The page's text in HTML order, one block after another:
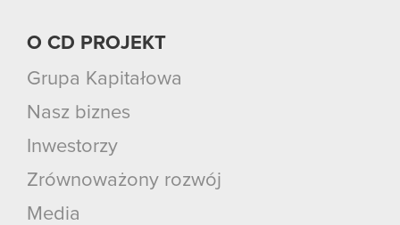
O CD PROJEKT
Grupa Kapitałowa
Nasz biznes
Inwestorzy
Zrównoważony rozwój
Media